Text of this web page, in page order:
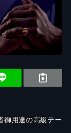
御用達の高級テー